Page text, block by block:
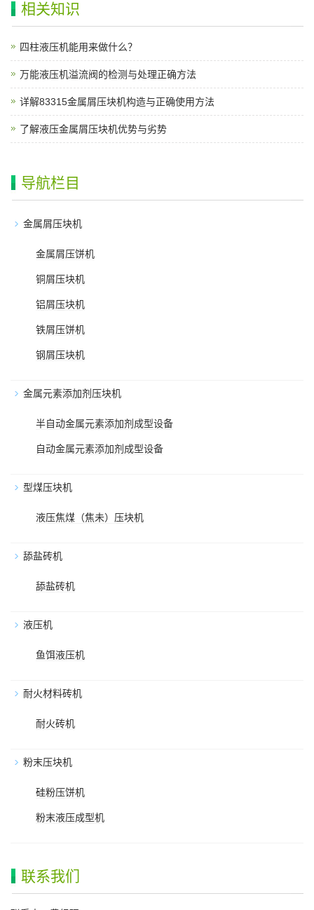
相关知识
四柱液压机能用来做什么？
万能液压机溢流阀的检测与处理正确方法
详解83315金属屑压块机构造与正确使用方法
了解液压金属屑压块机优势与劣势
导航栏目
金属屑压块机
金属屑压饼机
铜屑压块机
铝屑压块机
铁屑压饼机
钢屑压块机
金属元素添加剂压块机
半自动金属元素添加剂成型设备
自动金属元素添加剂成型设备
型煤压块机
液压焦煤（焦未）压块机
舔盐砖机
舔盐砖机
液压机
鱼饵液压机
耐火材料砖机
耐火砖机
粉末压块机
硅粉压饼机
粉末液压成型机
联系我们